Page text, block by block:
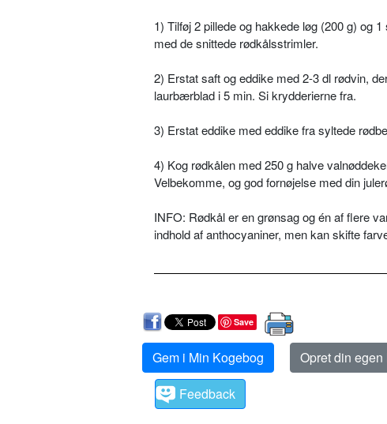
1) Tilføj 2 pillede og hakkede løg (200 g)
med de snittede rødkålsstrimler.
2) Erstat saft og eddike med 2-3 dl rødvin,
laurbærblad i 5 min. Si krydderierne fra.
3) Erstat eddike med eddike fra syltede
4) Kog rødkålen med 250 g halve
Velbekomme, og god fornøjelse med din
INFO: Rødkål er en grønsag og én af flere
indhold af anthocyaniner, men kan skifte
Save
Gem i Min Kogebog Opret din
Feedback